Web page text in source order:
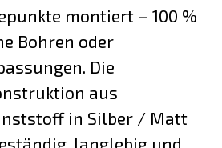
montiert – 100 %
Bohren oder
Die
aus
in Silber / Matt
langlebig und